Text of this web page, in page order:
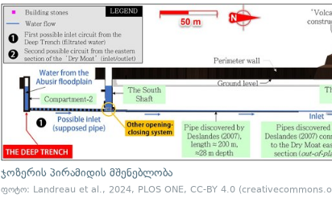
ჯოზერის პირამიდის მშენებლობა
ფოტო: Landreau et al., 2024, PLOS ONE, CC-BY 4.0